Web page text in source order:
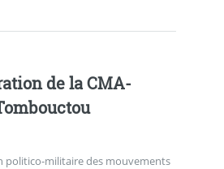
de la CMA-
politico-militaire des mouvements